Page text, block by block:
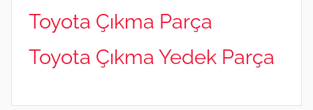
Toyota Çıkma Parça
Toyota Çıkma Yedek Parça